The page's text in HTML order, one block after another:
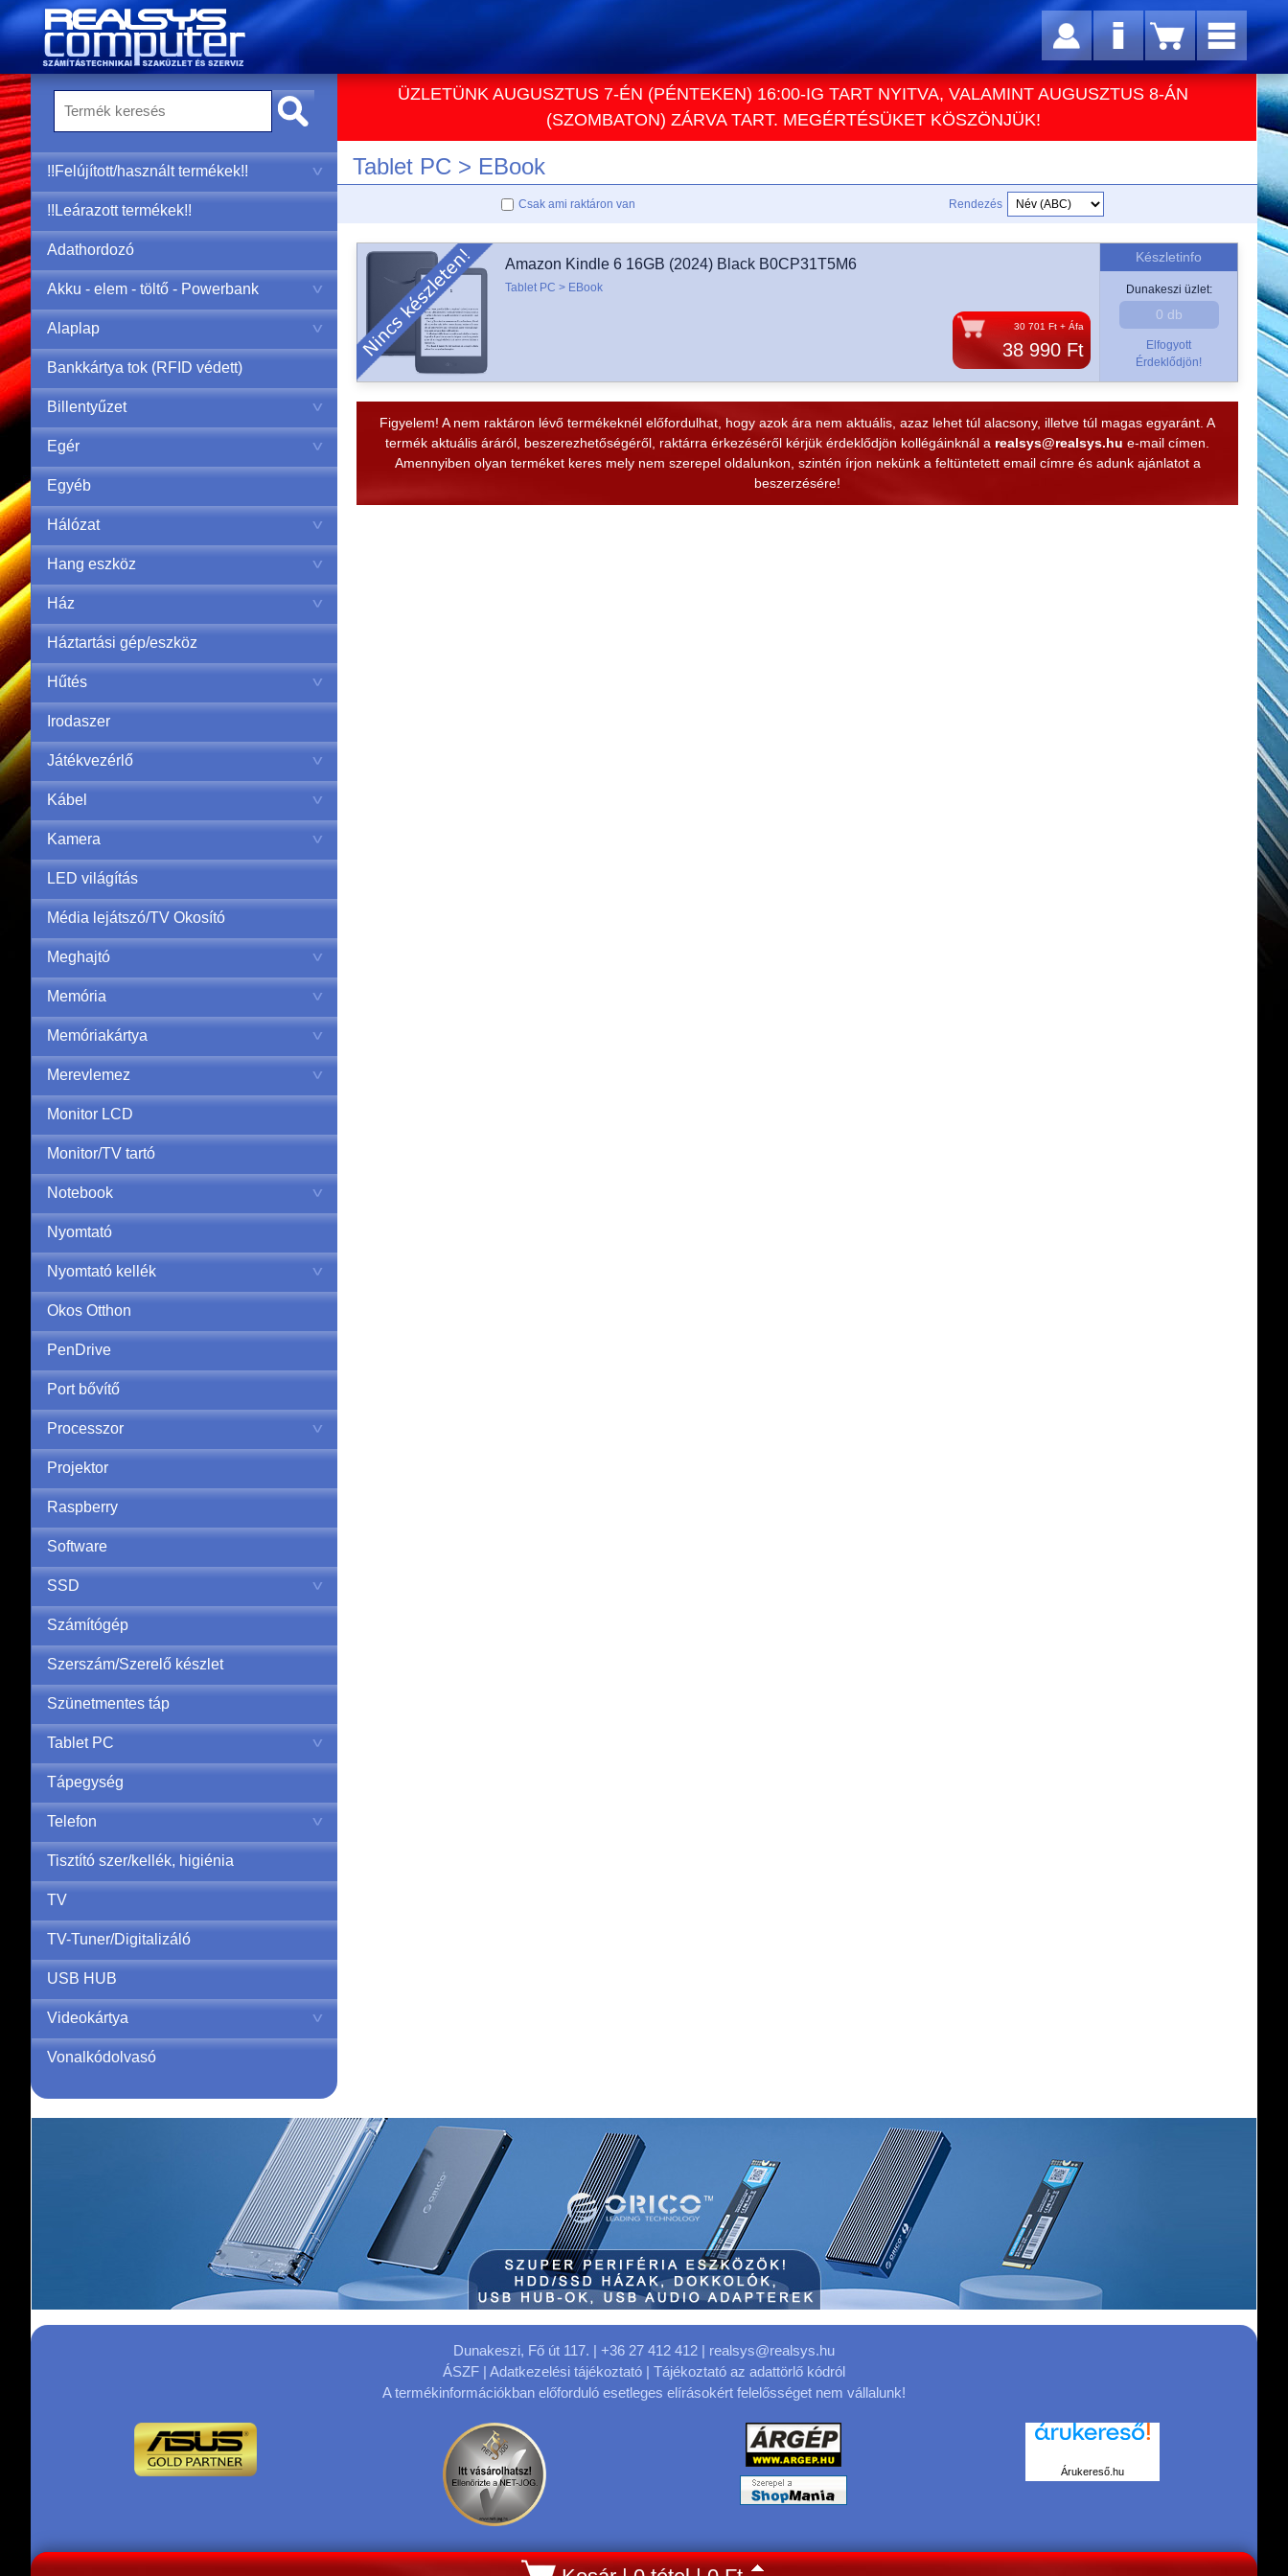
!!Felújított/használt termékek!!
!!Leárazott termékek!!
Adathordozó
Akku - elem - töltő - Powerbank
Alaplap
Bankkártya tok (RFID védett)
Billentyűzet
Egér
Egyéb
Hálózat
Hang eszköz
Ház
Háztartási gép/eszköz
Hűtés
Irodaszer
Játékvezérlő
Kábel
Kamera
LED világítás
Média lejátszó/TV Okosító
Meghajtó
Memória
Memóriakártya
Merevlemez
Monitor LCD
Monitor/TV tartó
Notebook
Nyomtató
Nyomtató kellék
Okos Otthon
PenDrive
Port bővítő
Processzor
Projektor
Raspberry
Software
SSD
Számítógép
Szerszám/Szerelő készlet
Szünetmentes táp
Tablet PC
Tápegység
Telefon
Tisztító szer/kellék, higiénia
TV
TV-Tuner/Digitalizáló
USB HUB
Videokártya
Vonalkódolvasó
ÜZLETÜNK AUGUSZTUS 7-ÉN (PÉNTEKEN) 16:00-IG TART NYITVA, VALAMINT AUGUSZTUS 8-ÁN
(SZOMBATON) ZÁRVA TART. MEGÉRTÉSÜKET KÖSZÖNJÜK!
Tablet PC > EBook
Csak ami raktáron van Rendezés
30 701 Ft + Áfa
38 990 Ft
Készletinfo
Dunakeszi üzlet:
0 db
Elfogyott
Érdeklődjön!
Amazon Kindle 6 16GB (2024) Black B0CP31T5M6
Tablet PC > EBook
Figyelem! A nem raktáron lévő termékeknél előfordulhat, hogy azok ára nem aktuális, azaz lehet túl alacsony, illetve túl magas egyaránt. A
termék aktuális áráról, beszerezhetőségéről, raktárra érkezéséről kérjük érdeklődjön kollégáinknál a realsys@realsys.hu e-mail címen.
Amennyiben olyan terméket keres mely nem szerepel oldalunkon, szintén írjon nekünk a feltüntetett email címre és adunk ajánlatot a
beszerzésére!
Dunakeszi, Fő út 117. | +36 27 412 412 | realsys@realsys.hu
ÁSZF | Adatkezelési tájékoztató | Tájékoztató az adattörlő kódról
A termékinformációkban előforduló esetleges elírásokért felelősséget nem vállalunk!
Árukereső.hu